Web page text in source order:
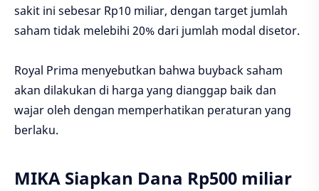
sakit ini sebesar Rp10 miliar, dengan target jumlah
saham tidak melebihi 20% dari jumlah modal disetor.
Royal Prima menyebutkan bahwa buyback saham
akan dilakukan di harga yang dianggap baik dan
wajar oleh dengan memperhatikan peraturan yang
berlaku.
MIKA Siapkan Dana Rp500 miliar